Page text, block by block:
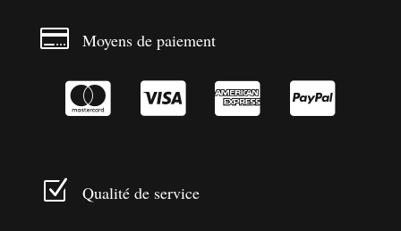
 Moyens de paiement
   
Z Qualité de service